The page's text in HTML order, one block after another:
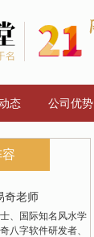
态 公司优势
奇老师
、国际知名风水学
八字软件研发者、